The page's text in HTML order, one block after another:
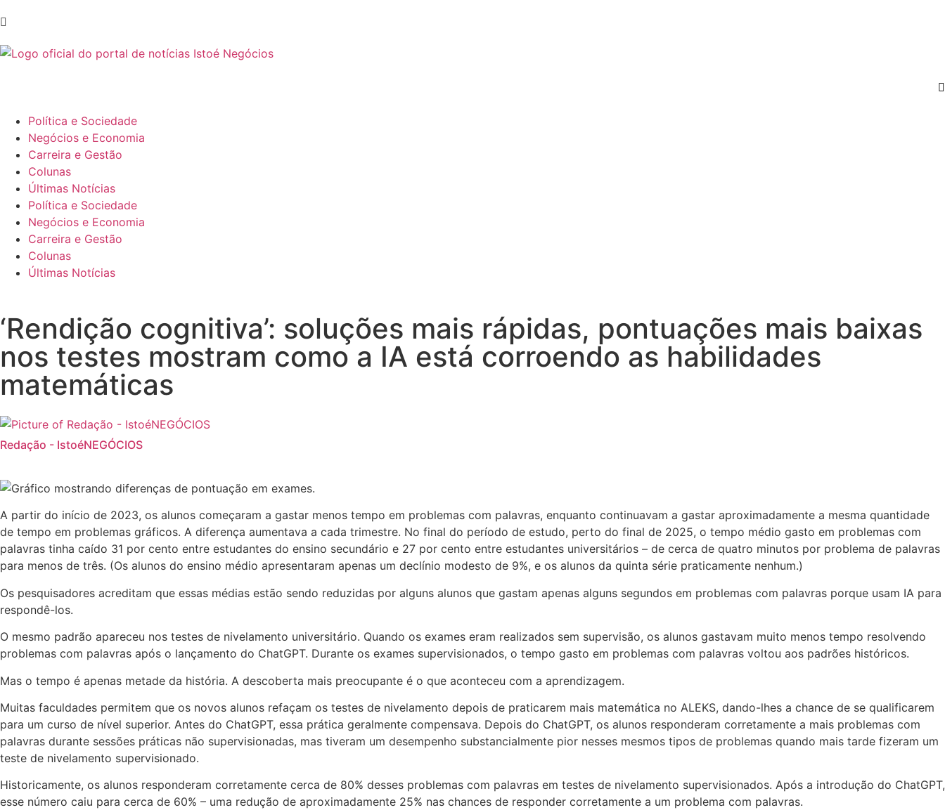
Política e Sociedade
Negócios e Economia
Carreira e Gestão
Colunas
Últimas Notícias
Política e Sociedade
Negócios e Economia
Carreira e Gestão
Colunas
Últimas Notícias
‘Rendição cognitiva’: soluções mais rápidas, pontuações mais baixas
nos testes mostram como a IA está corroendo as habilidades
matemáticas
Redação - IstoéNEGÓCIOS
A partir do início de 2023, os alunos começaram a gastar menos tempo em problemas com palavras, enquanto continuavam a gastar aproximadamente a mesma quantidade
de tempo em problemas gráficos. A diferença aumentava a cada trimestre. No final do período de estudo, perto do final de 2025, o tempo médio gasto em problemas com
palavras tinha caído 31 por cento entre estudantes do ensino secundário e 27 por cento entre estudantes universitários – de cerca de quatro minutos por problema de palavras
para menos de três. (Os alunos do ensino médio apresentaram apenas um declínio modesto de 9%, e os alunos da quinta série praticamente nenhum.)
Os pesquisadores acreditam que essas médias estão sendo reduzidas por alguns alunos que gastam apenas alguns segundos em problemas com palavras porque usam IA para
respondê-los.
O mesmo padrão apareceu nos testes de nivelamento universitário. Quando os exames eram realizados sem supervisão, os alunos gastavam muito menos tempo resolvendo
problemas com palavras após o lançamento do ChatGPT. Durante os exames supervisionados, o tempo gasto em problemas com palavras voltou aos padrões históricos.
Mas o tempo é apenas metade da história. A descoberta mais preocupante é o que aconteceu com a aprendizagem.
Muitas faculdades permitem que os novos alunos refaçam os testes de nivelamento depois de praticarem mais matemática no ALEKS, dando-lhes a chance de se qualificarem
para um curso de nível superior. Antes do ChatGPT, essa prática geralmente compensava. Depois do ChatGPT, os alunos responderam corretamente a mais problemas com
palavras durante sessões práticas não supervisionadas, mas tiveram um desempenho substancialmente pior nesses mesmos tipos de problemas quando mais tarde fizeram um
teste de nivelamento supervisionado.
Historicamente, os alunos responderam corretamente cerca de 80% desses problemas com palavras em testes de nivelamento supervisionados. Após a introdução do ChatGPT,
esse número caiu para cerca de 60% – uma redução de aproximadamente 25% nas chances de responder corretamente a um problema com palavras.